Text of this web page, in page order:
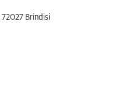
72027 Brindisi